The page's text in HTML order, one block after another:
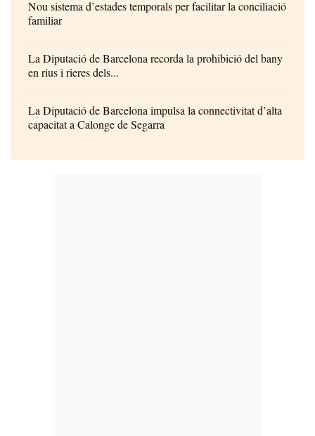
Nou sistema d’estades temporals per facilitar la conciliació
familiar
La Diputació de Barcelona recorda la prohibició del bany
en rius i rieres dels...
La Diputació de Barcelona impulsa la connectivitat d’alta
capacitat a Calonge de Segarra